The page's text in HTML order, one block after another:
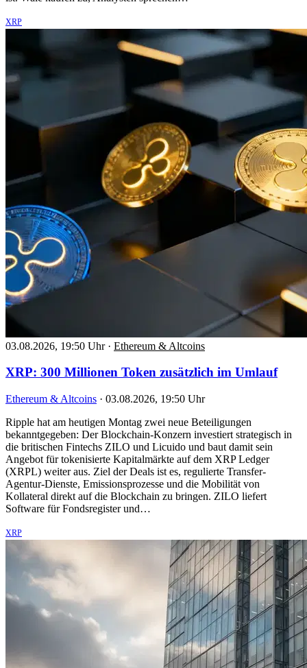
XRP
03.08.2026, 19:50 Uhr · Ethereum & Altcoins
XRP: 300 Millionen Token zusätzlich im Umlauf
Ethereum & Altcoins · 03.08.2026, 19:50 Uhr
Ripple hat am heutigen Montag zwei neue Beteiligungen
bekanntgegeben: Der Blockchain-Konzern investiert strategisch in
die britischen Fintechs ZILO und Licuido und baut damit sein
Angebot für tokenisierte Kapitalmärkte auf dem XRP Ledger
(XRPL) weiter aus. Ziel der Deals ist es, regulierte Transfer-
Agentur-Dienste, Emissionsprozesse und die Mobilität von
Kollateral direkt auf die Blockchain zu bringen. ZILO liefert
Software für Fondsregister und…
XRP